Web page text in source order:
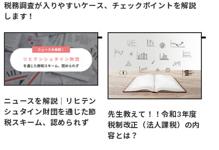
税務調査が入りやすいケース、チェックポイントを解説
します！
ニュースを解説｜リヒテン
シュタイン財団を通じた節
税スキーム、認められず
先生教えて！！令和3年度
税制改正（法人課税）の内
容とは？